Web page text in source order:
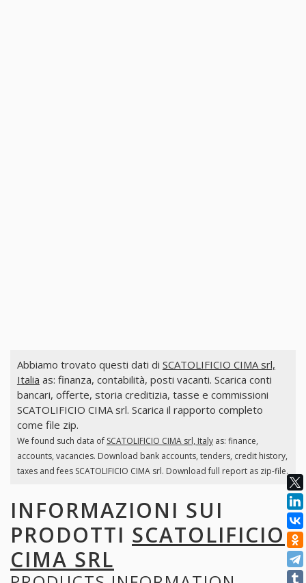
Abbiamo trovato questi dati di SCATOLIFICIO CIMA srl,
Italia as: finanza, contabilità, posti vacanti. Scarica conti
bancari, offerte, storia creditizia, tasse e commissioni
SCATOLIFICIO CIMA srl. Scarica il rapporto completo
come file zip.
We found such data of SCATOLIFICIO CIMA srl, Italyas: finance,
accounts, vacancies. Download bank accounts, tenders, credit history,
taxes and fees SCATOLIFICIO CIMA srl. Download full report as zip-file.
INFORMAZIONI SUI
PRODOTTI SCATOLIFICIO
CIMA SRL